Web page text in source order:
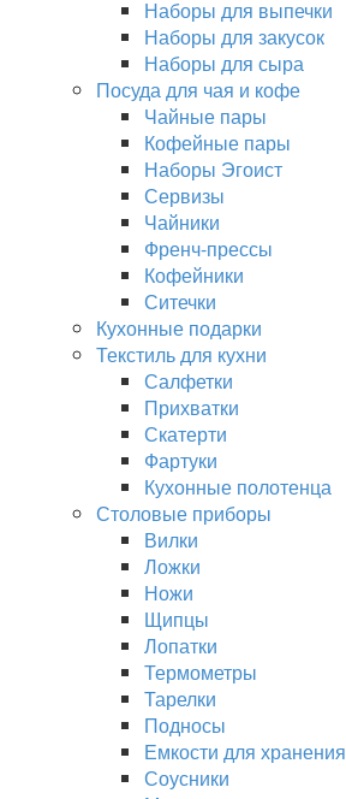
Наборы для выпечки
Наборы для закусок
Наборы для сыра
Посуда для чая и кофе
Чайные пары
Кофейные пары
Наборы Эгоист
Сервизы
Чайники
Френч-прессы
Кофейники
Ситечки
Кухонные подарки
Текстиль для кухни
Салфетки
Прихватки
Скатерти
Фартуки
Кухонные полотенца
Столовые приборы
Вилки
Ложки
Ножи
Щипцы
Лопатки
Термометры
Тарелки
Подносы
Емкости для хранения
Соусники